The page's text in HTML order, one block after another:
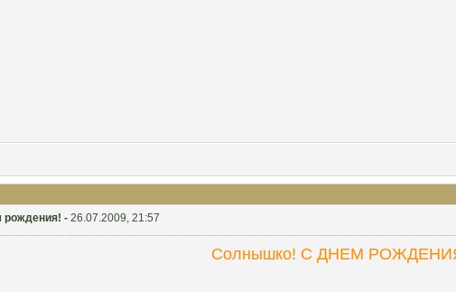
рождения! - 26.07.2009, 21:57
Солнышко! С ДНЕМ